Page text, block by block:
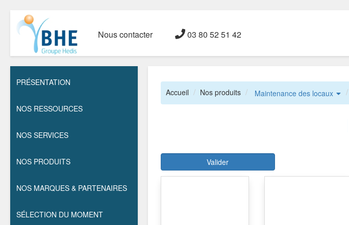
Nous contacter 03 80 52 51 42
PRÉSENTATION
NOS RESSOURCES
NOS SERVICES
NOS PRODUITS
NOS MARQUES & PARTENAIRES
SÉLECTION DU MOMENT
Accueil Nos produits Maintenance des locaux
Valider